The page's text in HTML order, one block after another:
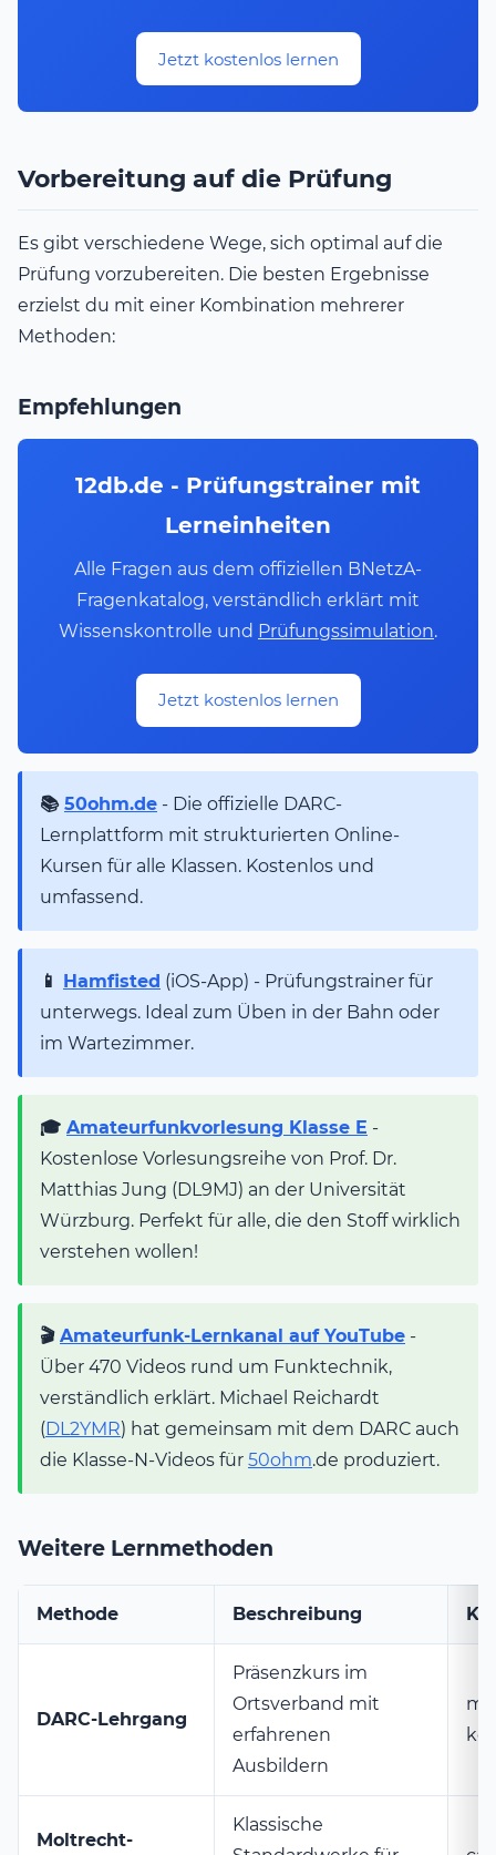
Jetzt kostenlos lernen
Vorbereitung auf die Prüfung
Es gibt verschiedene Wege, sich optimal auf die
Prüfung vorzubereiten. Die besten Ergebnisse
erzielst du mit einer Kombination mehrerer
Methoden:
Empfehlungen
12db.de - Prüfungstrainer mit
Lerneinheiten
Alle Fragen aus dem offiziellen BNetzA-
Fragenkatalog, verständlich erklärt mit
Wissenskontrolle und Prüfungssimulation.
Jetzt kostenlos lernen
📚 50ohm.de - Die offizielle DARC-
Lernplattform mit strukturierten Online-
Kursen für alle Klassen. Kostenlos und
umfassend.
📱 Hamfisted (iOS-App) - Prüfungstrainer für
unterwegs. Ideal zum Üben in der Bahn oder
im Wartezimmer.
🎓 Amateurfunkvorlesung Klasse E -
Kostenlose Vorlesungsreihe von Prof. Dr.
Matthias Jung (DL9MJ) an der Universität
Würzburg. Perfekt für alle, die den Stoff wirklich
verstehen wollen!
🎬 Amateurfunk-Lernkanal auf YouTube -
Über 470 Videos rund um Funktechnik,
verständlich erklärt. Michael Reichardt
(DL2YMR) hat gemeinsam mit dem DARC auch
die Klasse-N-Videos für 50ohm.de produziert.
Weitere Lernmethoden
Methode Beschreibung
DARC-Lehrgang
Präsenzkurs im
Ortsverband mit
erfahrenen
Ausbildern
Moltrecht-
Klassische